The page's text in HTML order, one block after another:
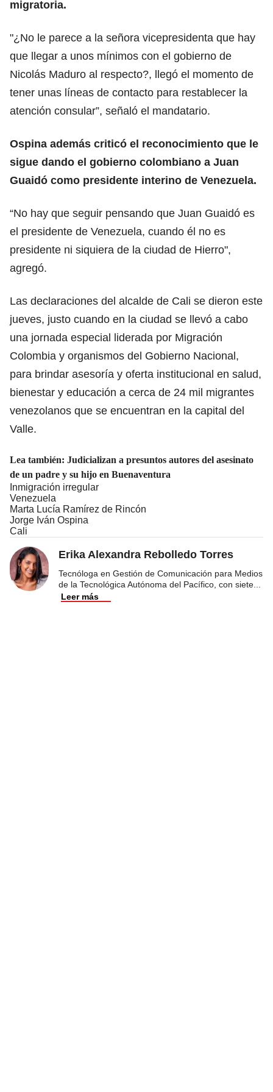
migratoria.
"¿No le parece a la señora vicepresidenta que hay
que llegar a unos mínimos con el gobierno de
Nicolás Maduro al respecto?, llegó el momento de
tener unas líneas de contacto para restablecer la
atención consular”, señaló el mandatario.
Ospina además criticó el reconocimiento que le
sigue dando el gobierno colombiano a Juan
Guaidó como presidente interino de Venezuela.
“No hay que seguir pensando que Juan Guaidó es
el presidente de Venezuela, cuando él no es
presidente ni siquiera de la ciudad de Hierro",
agregó.
Las declaraciones del alcalde de Cali se dieron este
jueves, justo cuando en la ciudad se llevó a cabo
una jornada especial liderada por Migración
Colombia y organismos del Gobierno Nacional,
para brindar asesoría y oferta institucional en salud,
bienestar y educación a cerca de 24 mil migrantes
venezolanos que se encuentran en la capital del
Valle.
Lea también: Judicializan a presuntos autores del asesinato
de un padre y su hijo en Buenaventura
Inmigración irregular
Venezuela
Marta Lucía Ramírez de Rincón
Jorge Iván Ospina
Cali
Erika Alexandra Rebolledo Torres
Tecnóloga en Gestión de Comunicación para Medios
de la Tecnológica Autónoma del Pacífico, con siete
Leer más